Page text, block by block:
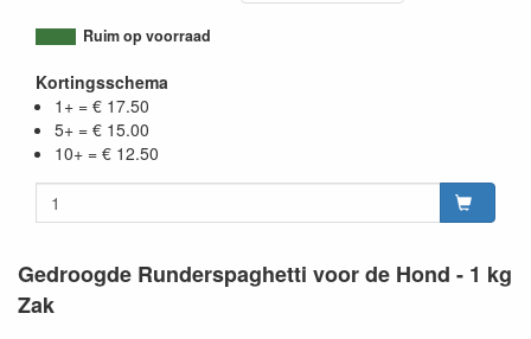
Ruim op voorraad
Kortingsschema
1+ = € 17.50
5+ = € 15.00
10+ = € 12.50
Gedroogde Runderspaghetti voor de Hond - 1 kg
Zak